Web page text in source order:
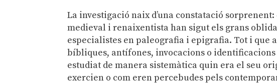
La investigació naix d’una constatació
medieval i renaixentista han sigut els grans
especialistes en paleografia i epigrafia. Tot i que
bíbliques, antífones, invocacions o identificacions
estudiat de manera sistemàtica quin era el seu
exercien o com eren percebudes pels